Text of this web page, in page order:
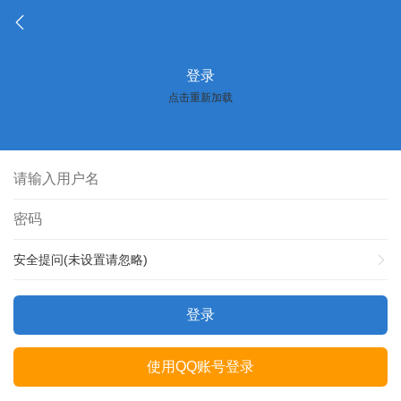
登录
点击重新加载
安全提问(未设置请忽略)
登录
使用QQ账号登录